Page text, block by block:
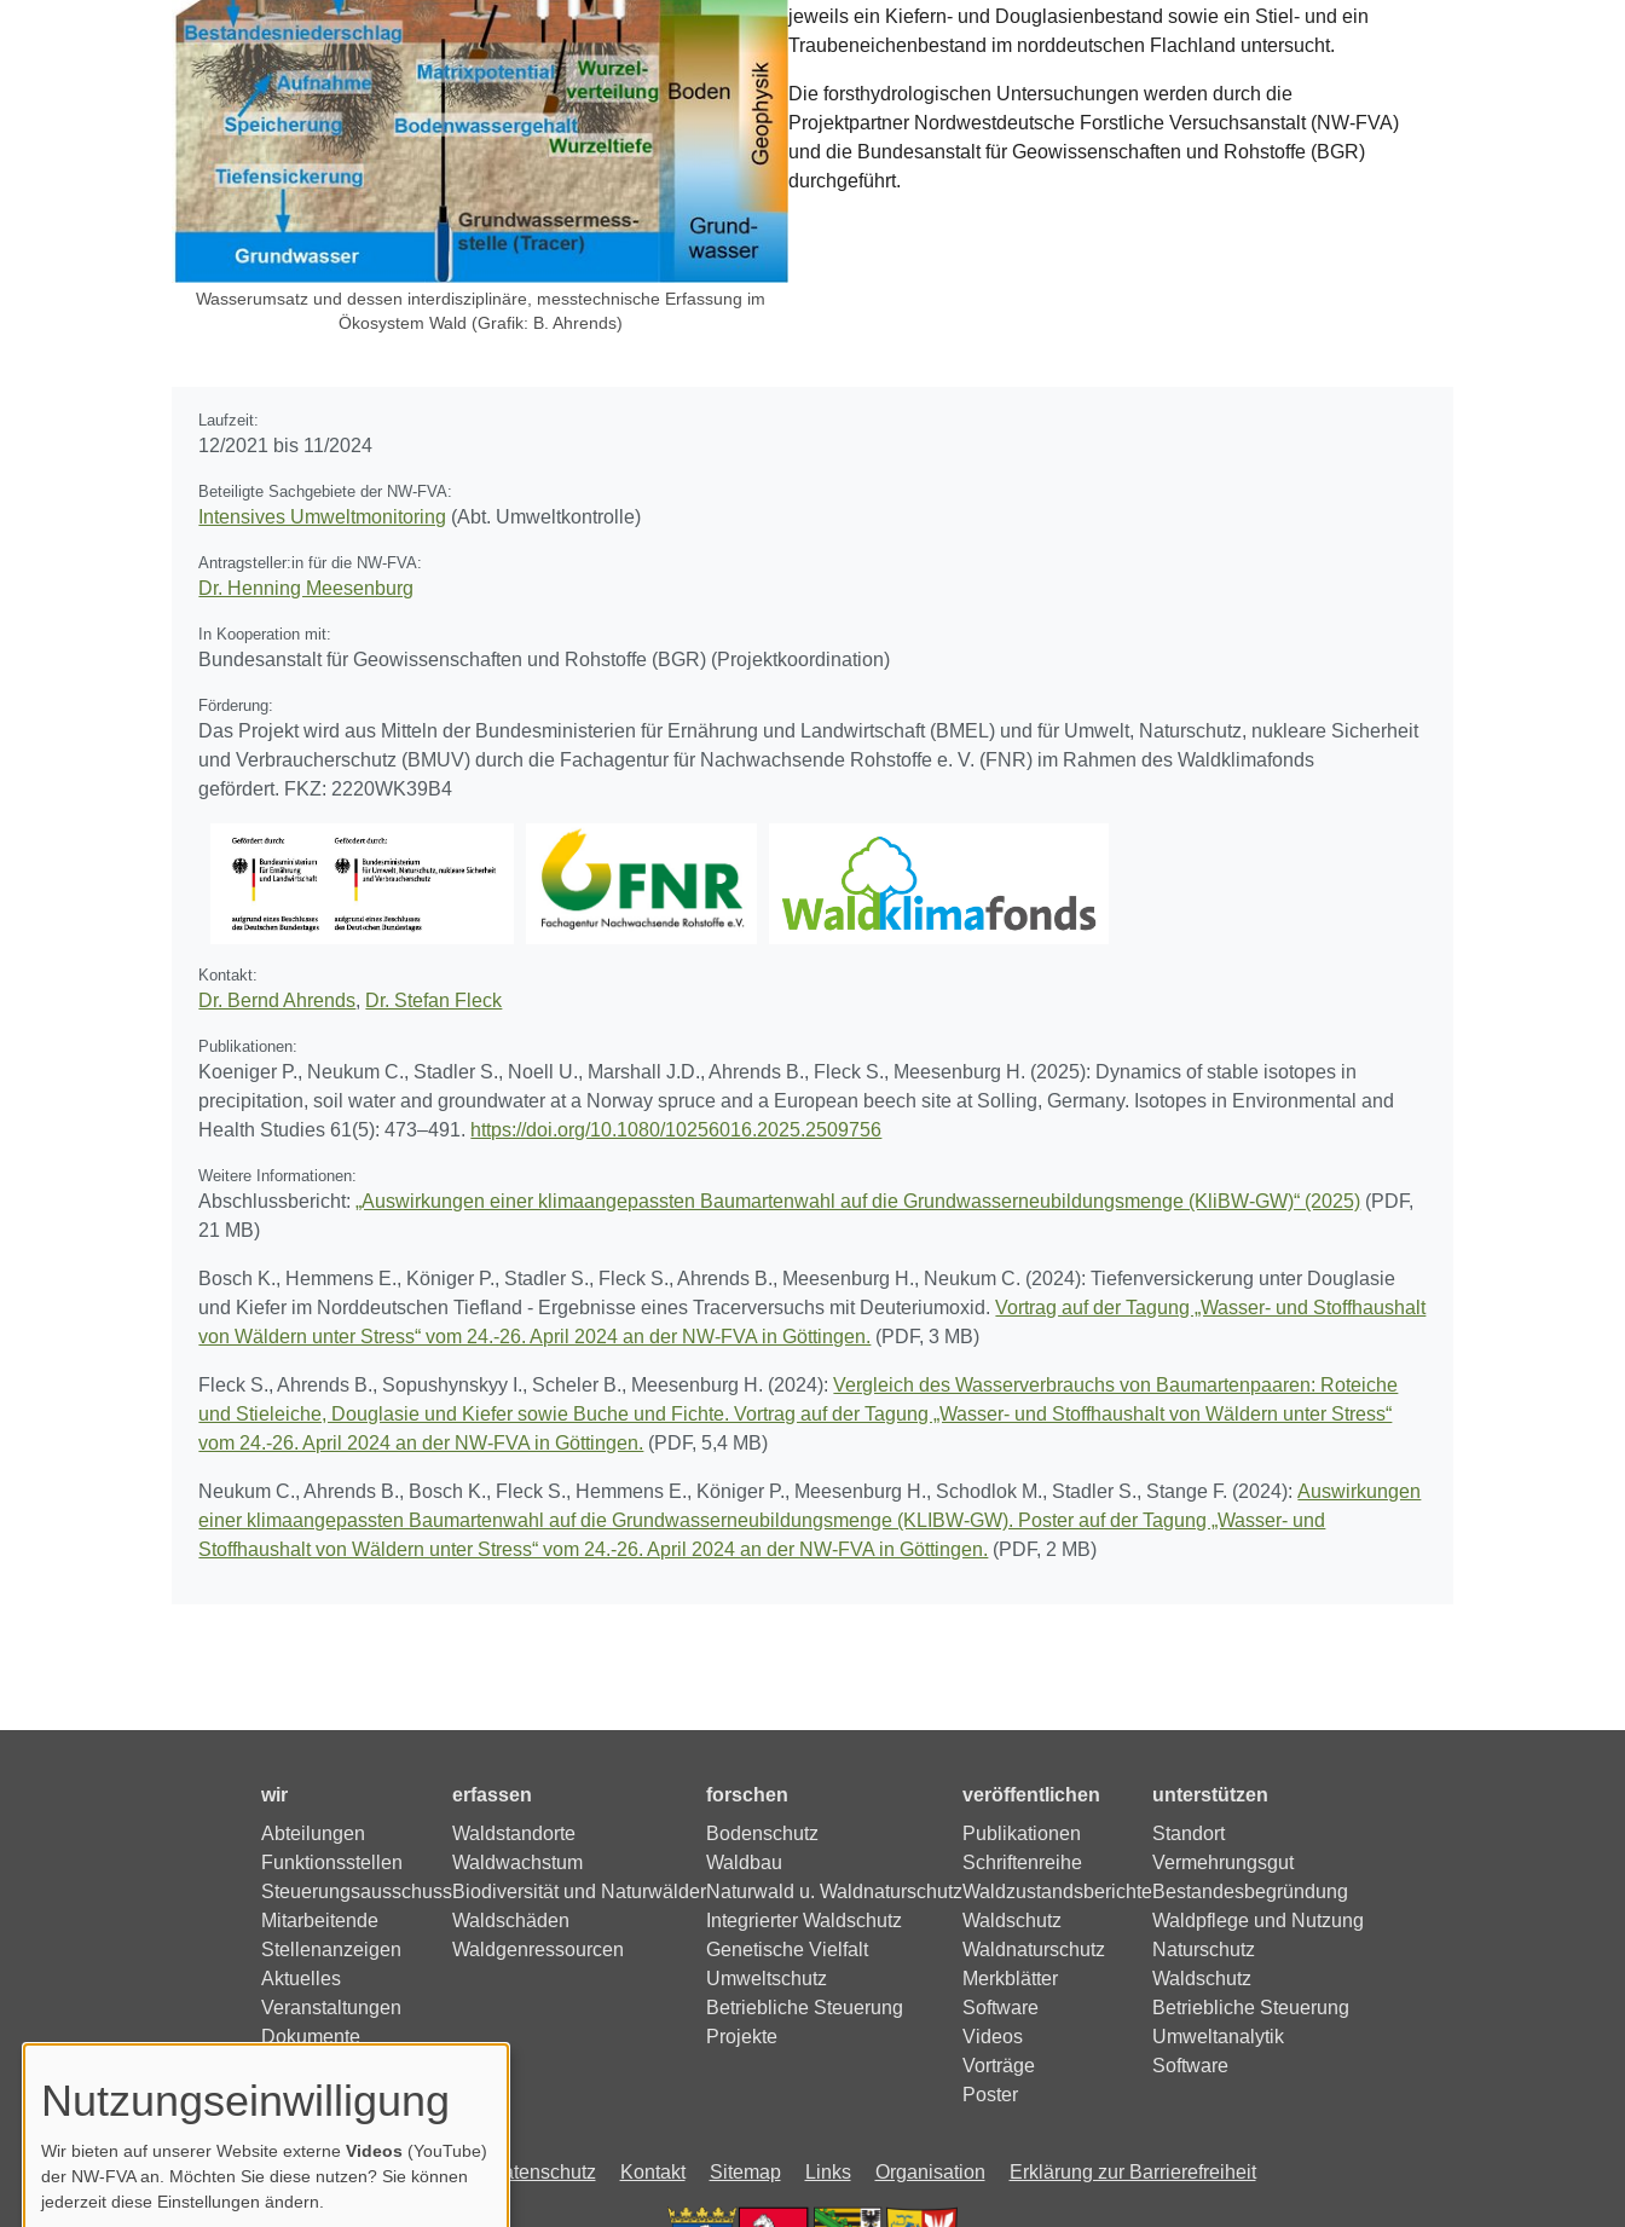
Wasserumsatz und dessen interdisziplinäre, messtechnische Erfassung im
Ökosystem Wald (Grafik: B. Ahrends)
jeweils ein Kiefern- und Douglasienbestand sowie ein Stiel- und ein
Traubeneichenbestand im norddeutschen Flachland untersucht.
Die forsthydrologischen Untersuchungen werden durch die
Projektpartner Nordwestdeutsche Forstliche Versuchsanstalt (NW-FVA)
und die Bundesanstalt für Geowissenschaften und Rohstoffe (BGR)
durchgeführt.
Laufzeit:
12/2021 bis 11/2024
Beteiligte Sachgebiete der NW-FVA:
Intensives Umweltmonitoring (Abt. Umweltkontrolle)
Antragsteller:in für die NW-FVA:
Dr. Henning Meesenburg
In Kooperation mit:
Bundesanstalt für Geowissenschaften und Rohstoffe (BGR) (Projektkoordination)
Förderung:
Das Projekt wird aus Mitteln der Bundesministerien für Ernährung und Landwirtschaft (BMEL) und für Umwelt, Naturschutz, nukleare Sicherheit
und Verbraucherschutz (BMUV) durch die Fachagentur für Nachwachsende Rohstoffe e. V. (FNR) im Rahmen des Waldklimafonds
gefördert. FKZ: 2220WK39B4
Kontakt:
Dr. Bernd Ahrends, Dr. Stefan Fleck
Publikationen:
Koeniger P., Neukum C., Stadler S., Noell U., Marshall J.D., Ahrends B., Fleck S., Meesenburg H. (2025): Dynamics of stable isotopes in
precipitation, soil water and groundwater at a Norway spruce and a European beech site at Solling, Germany. Isotopes in Environmental and
Health Studies 61(5): 473–491. https://doi.org/10.1080/10256016.2025.2509756
Weitere Informationen:
Abschlussbericht:„Auswirkungen einer klimaangepassten Baumartenwahl auf die Grundwasserneubildungsmenge (KliBW-GW)“ (2025) (PDF,
21 MB)
Bosch K., Hemmens E., Königer P., Stadler S., Fleck S., Ahrends B., Meesenburg H., Neukum C. (2024): Tiefenversickerung unter Douglasie
und Kiefer im Norddeutschen Tiefland - Ergebnisse eines Tracerversuchs mit Deuteriumoxid.Vortrag auf der Tagung „Wasser- und Stoffhaushalt
von Wäldern unter Stress“ vom 24.-26. April 2024 an der NW-FVA in Göttingen. (PDF, 3 MB)
Fleck S., Ahrends B., Sopushynskyy I., Scheler B., Meesenburg H. (2024):Vergleich des Wasserverbrauchs von Baumartenpaaren: Roteiche
und Stieleiche, Douglasie und Kiefer sowie Buche und Fichte. Vortrag auf der Tagung „Wasser- und Stoffhaushalt von Wäldern unter Stress“
vom 24.-26. April 2024 an der NW-FVA in Göttingen. (PDF, 5,4 MB)
Neukum C., Ahrends B., Bosch K., Fleck S., Hemmens E., Königer P., Meesenburg H., Schodlok M., Stadler S., Stange F. (2024):Auswirkungen
einer klimaangepassten Baumartenwahl auf die Grundwasserneubildungsmenge (KLIBW-GW). Poster auf der Tagung „Wasser- und
Stoffhaushalt von Wäldern unter Stress“ vom 24.-26. April 2024 an der NW-FVA in Göttingen. (PDF, 2 MB)
wir
Abteilungen
Funktionsstellen
Steuerungsausschuss
Mitarbeitende
Stellenanzeigen
Aktuelles
Veranstaltungen
Dokumente
erfassen
Waldstandorte
Waldwachstum
Biodiversität und Naturwälder
Waldschäden
Waldgenressourcen
forschen
Bodenschutz
Waldbau
Naturwald u. Waldnaturschutz
Integrierter Waldschutz
Genetische Vielfalt
Umweltschutz
Betriebliche Steuerung
Projekte
veröffentlichen
Publikationen
Schriftenreihe
Waldzustandsberichte
Waldschutz
Waldnaturschutz
Merkblätter
Software
Videos
Vorträge
Poster
unterstützen
Standort
Vermehrungsgut
Bestandesbegründung
Waldpflege und Nutzung
Naturschutz
Waldschutz
Betriebliche Steuerung
Umweltanalytik
Software
Impressum Datenschutz Kontakt Sitemap Links Organisation Erklärung zur Barrierefreiheit
Nutzungseinwilligung
Wir bieten auf unserer Website externe Videos (YouTube)
der NW-FVA an. Möchten Sie diese nutzen? Sie können
jederzeit diese Einstellungen ändern.